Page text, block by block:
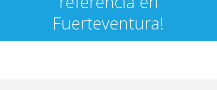
Fuerteventura!